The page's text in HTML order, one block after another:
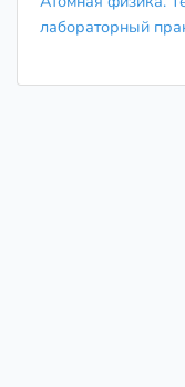
лабораторный